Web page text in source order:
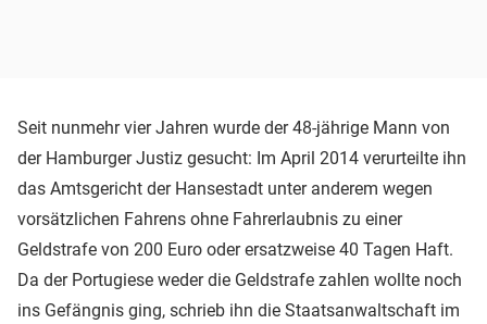
Seit nunmehr vier Jahren wurde der 48-jährige Mann von
der Hamburger Justiz gesucht: Im April 2014 verurteilte ihn
das Amtsgericht der Hansestadt unter anderem wegen
vorsätzlichen Fahrens ohne Fahrerlaubnis zu einer
Geldstrafe von 200 Euro oder ersatzweise 40 Tagen Haft.
Da der Portugiese weder die Geldstrafe zahlen wollte noch
ins Gefängnis ging, schrieb ihn die Staatsanwaltschaft im